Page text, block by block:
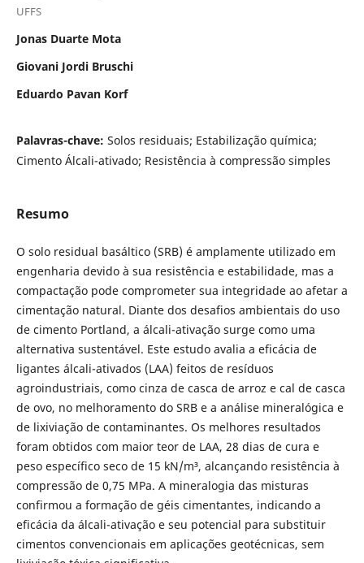
UFFS
Jonas Duarte Mota
Giovani Jordi Bruschi
Eduardo Pavan Korf
Palavras-chave: Solos residuais; Estabilização química;
Cimento Álcali-ativado; Resistência à compressão simples
Resumo
O solo residual basáltico (SRB) é amplamente utilizado em
engenharia devido à sua resistência e estabilidade, mas a
compactação pode comprometer sua integridade ao afetar a
cimentação natural. Diante dos desafios ambientais do uso
de cimento Portland, a álcali-ativação surge como uma
alternativa sustentável. Este estudo avalia a eficácia de
ligantes álcali-ativados (LAA) feitos de resíduos
agroindustriais, como cinza de casca de arroz e cal de casca
de ovo, no melhoramento do SRB e a análise mineralógica e
de lixiviação de contaminantes. Os melhores resultados
foram obtidos com maior teor de LAA, 28 dias de cura e
peso específico seco de 15 kN/m³, alcançando resistência à
compressão de 0,75 MPa. A mineralogia das misturas
confirmou a formação de géis cimentantes, indicando a
eficácia da álcali-ativação e seu potencial para substituir
cimentos convencionais em aplicações geotécnicas, sem